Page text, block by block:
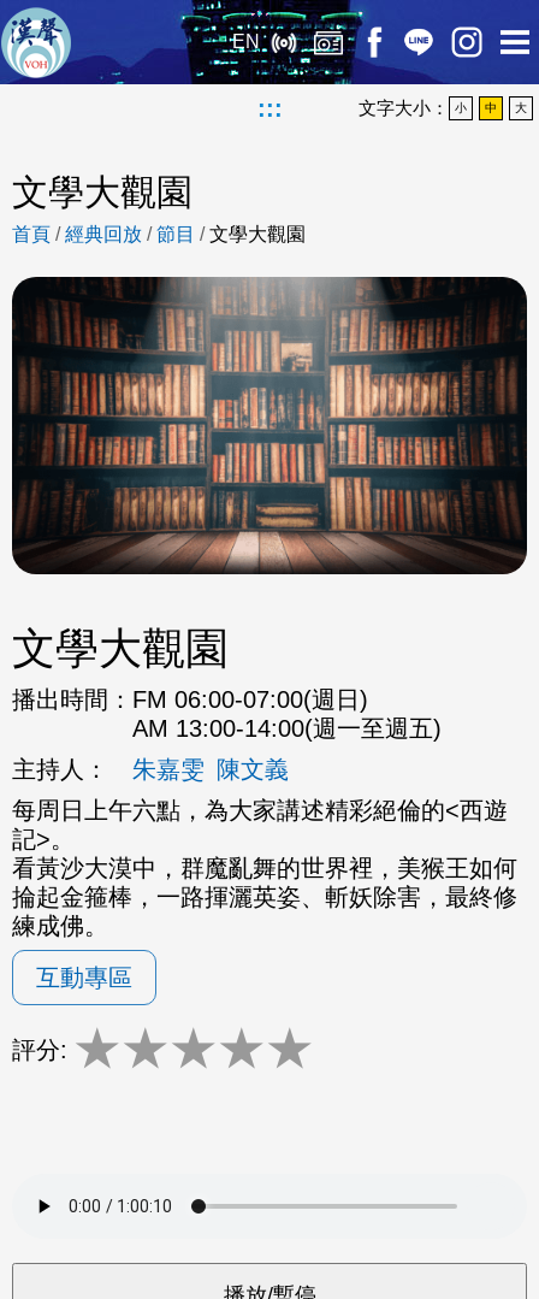
EN
::: 文字大小： 小 中 大
文學大觀園
首頁 /經典回放 /節目 /文學大觀園
文學大觀園
播出時間： FM 06:00-07:00(週日)
AM 13:00-14:00(週一至週五)
主持人：
朱嘉雯 陳文義
每周日上午六點，為大家講述精彩絕倫的<西遊
記>。
看黃沙大漠中，群魔亂舞的世界裡，美猴王如何
掄起金箍棒，一路揮灑英姿、斬妖除害，最終修
練成佛。
互動專區
評分: ★★★★★